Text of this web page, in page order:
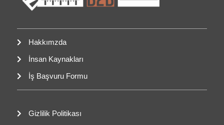
Hakkımzda
İnsan Kaynakları
İş Başvuru Formu
Gizlilik Politikası